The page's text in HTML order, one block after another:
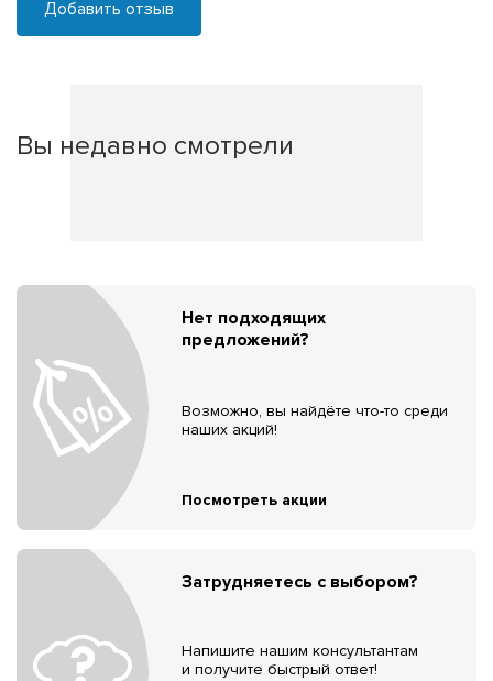
Добавить отзыв
Вы недавно смотрели
Нет подходящих
предложений?
Возможно, вы найдёте что-то среди
наших акций!
Посмотреть акции
Затрудняетесь с выбором?
Напишите нашим консультантам
и получите быстрый ответ!